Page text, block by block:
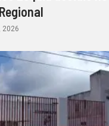
2026